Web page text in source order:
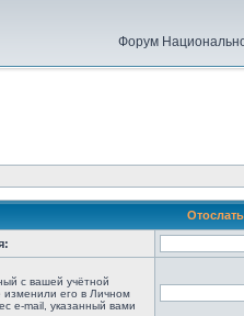
Форум
с вашей учётной
изменили его в Личном
e-mail, указанный вами